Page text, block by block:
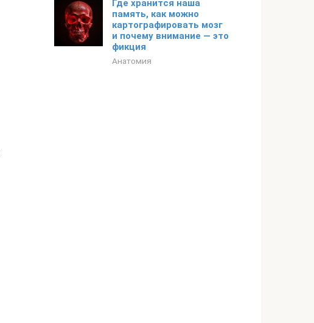
Где хранится наша
память, как можно
картографировать мозг
и почему внимание — это
фикция
Анатомия